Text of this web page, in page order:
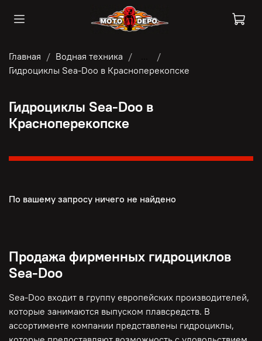
Главная Водная техника
Гидроциклы Sea-Doo в Красноперекопске
Гидроциклы Sea-Doo в
Красноперекопске
По вашему запросу ничего не найдено
Продажа фирменных гидроциклов
Sea-Doo
Sea-Doo входит в группу европейских производителей,
которые занимаются выпуском плавсредств. В
ассортименте компании представлены гидроциклы,